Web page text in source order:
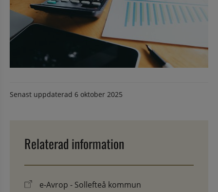
Senast uppdaterad 6 oktober 2025
Relaterad information
e-Avrop - Sollefteå kommun